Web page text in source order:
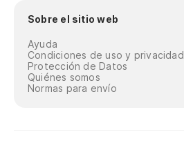
Sobre el sitio web
Ayuda
Condiciones de uso y privacidad
Protección de Datos
Quiénes somos
Normas para envío